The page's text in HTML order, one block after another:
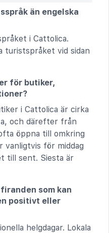
än engelska
i Cattolica.
turistspråket vid sidan
för butiker,
i Cattolica är cirka
och därefter från
öppna till omkring
vanligtvis för middag
till sent. Siesta är
som kan
positivt eller
helgdagar. Lokala